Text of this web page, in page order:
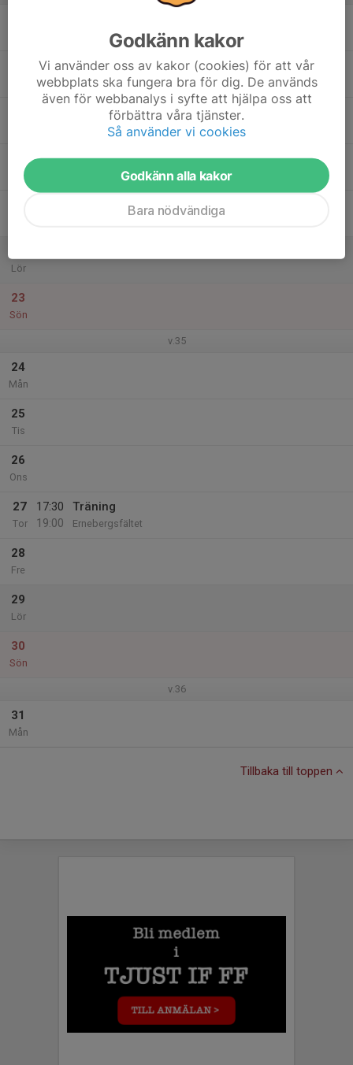
Tor
17:30
Träning
Ernebergsfältet
Lör
23
Sön
v.35
24
Mån
25
Tis
26
Ons
27
Tor
17:30
19:00
Träning
Ernebergsfältet
28
Fre
29
Lör
30
Sön
v.36
31
Mån
Tillbaka till toppen
Godkänn kakor
Vi använder oss av kakor (cookies) för att vår
webbplats ska fungera bra för dig. De används
även för webbanalys i syfte att hjälpa oss att
förbättra våra tjänster.
Så använder vi cookies
Godkänn alla kakor
Bara nödvändiga